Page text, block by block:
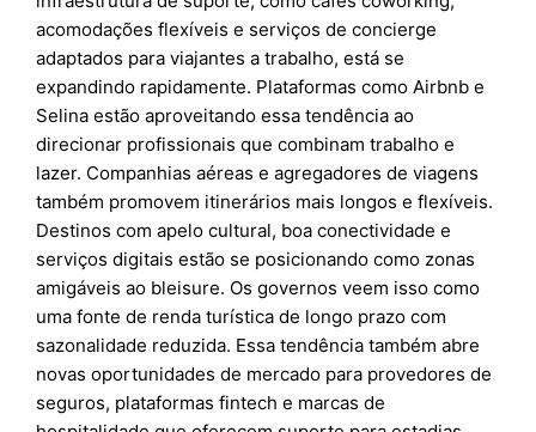
acomodações flexíveis e serviços de concierge
adaptados para viajantes a trabalho, está se
expandindo rapidamente. Plataformas como Airbnb e
Selina estão aproveitando essa tendência ao
direcionar profissionais que combinam trabalho e
lazer. Companhias aéreas e agregadores de viagens
também promovem itinerários mais longos e flexíveis.
Destinos com apelo cultural, boa conectividade e
serviços digitais estão se posicionando como zonas
amigáveis ao bleisure. Os governos veem isso como
uma fonte de renda turística de longo prazo com
sazonalidade reduzida. Essa tendência também abre
novas oportunidades de mercado para provedores de
seguros, plataformas fintech e marcas de